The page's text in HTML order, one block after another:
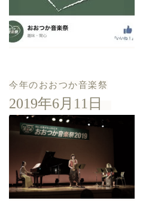
今年のおおつか音楽祭
2019年6月11日